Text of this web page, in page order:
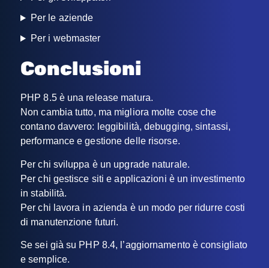
Per le aziende
Per i webmaster
Conclusioni
PHP 8.5 è una release matura.
Non cambia tutto, ma migliora molte cose che
contano davvero: leggibilità, debugging, sintassi,
performance e gestione delle risorse.
Per chi sviluppa è un upgrade naturale.
Per chi gestisce siti e applicazioni è un investimento
in stabilità.
Per chi lavora in azienda è un modo per ridurre costi
di manutenzione futuri.
Se sei già su PHP 8.4, l’aggiornamento è consigliato
e semplice.